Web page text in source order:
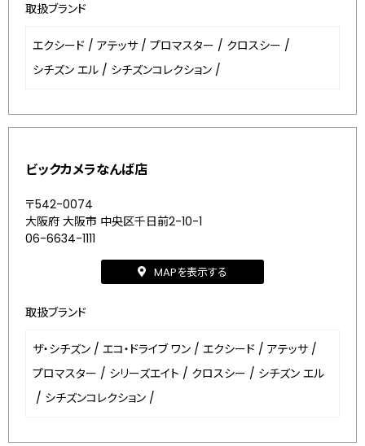
取扱ブランド
エクシード / アテッサ / プロマスター / クロスシー /
シチズン エル / シチズンコレクション /
ビックカメラなんば店
〒542-0074
大阪府 大阪市 中央区千日前2-10-1
06-6634-1111
MAPを表示する
取扱ブランド
ザ・シチズン / エコ・ドライブ ワン / エクシード / アテッサ /
プロマスター / シリーズエイト / クロスシー / シチズン エル
/ シチズンコレクション /